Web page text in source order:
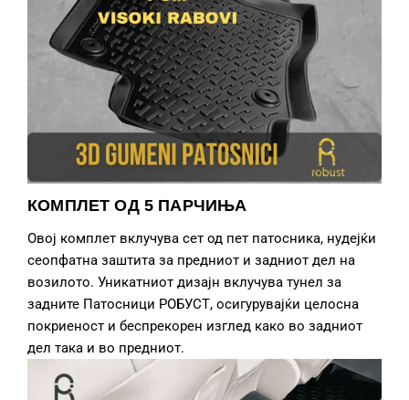
КОМПЛЕТ ОД 5 ПАРЧИЊА
Овој комплет вклучува сет од пет патосника, нудејќи
сеопфатна заштита за предниот и задниот дел на
возилото. Уникатниот дизајн вклучува тунел за
задните Патосници РОБУСТ, осигурувајќи целосна
покриеност и беспрекорен изглед како во задниот
дел така и во предниот.